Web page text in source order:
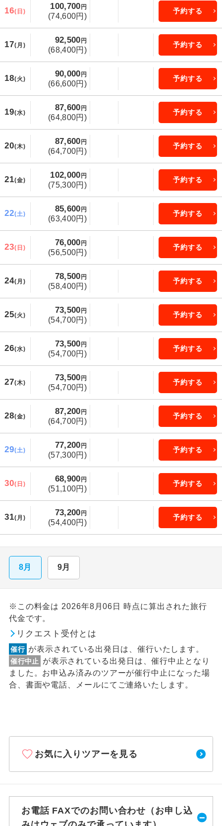
16(日)
100,700 円
(74,600円)
予約する
17(月)
92,500 円
(68,400円)
予約する
18(火)
90,000 円
(66,600円)
予約する
19(水)
87,600 円
(64,800円)
予約する
20(木)
87,600 円
(64,700円)
予約する
21(金)
102,000 円
(75,300円)
予約する
22(土)
85,600 円
(63,400円)
予約する
23(日)
76,000 円
(56,500円)
予約する
24(月)
78,500 円
(58,400円)
予約する
25(火)
73,500 円
(54,700円)
予約する
26(水)
73,500 円
(54,700円)
予約する
27(木)
73,500 円
(54,700円)
予約する
28(金)
87,200 円
(64,700円)
予約する
29(土)
77,200 円
(57,300円)
予約する
30(日)
68,900 円
(51,100円)
予約する
31(月)
73,200 円
(54,400円)
予約する
8月 9月
※この料金は 2026年8月06日 時点に算出された旅行
代金です。
リクエスト受付とは
催行 が表示されている出発日は、催行いたします。
催行中止
が表示されている出発日は、催行中止となり
ました。お申込み済みのツアーが催行中止になった場
合、書面や電話、メールにてご連絡いたします。
お気に入りツアーを見る
お電話 FAXでのお問い合わせ（お申し込